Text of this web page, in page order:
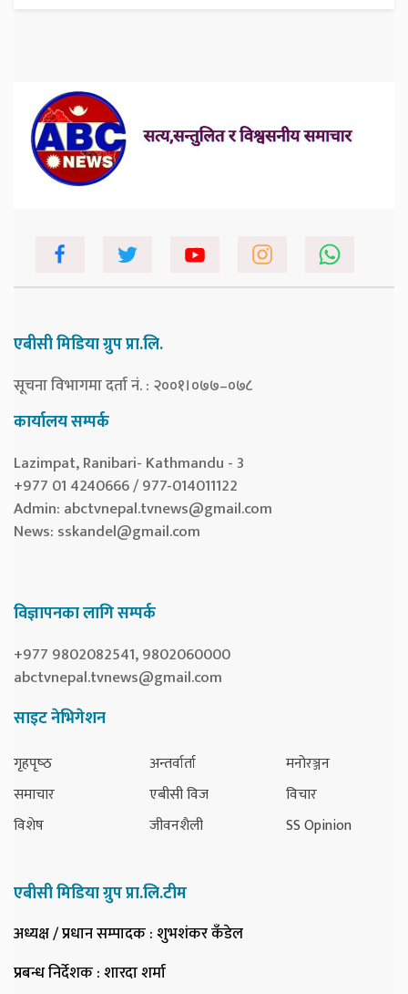
एबीसी मिडिया ग्रुप प्रा.लि.
सूचना विभागमा दर्ता नं. : २००१।०७७–०७८
कार्यालय सम्पर्क
Lazimpat, Ranibari- Kathmandu - 3
+977 01 4240666 / 977-014011122
Admin: abctvnepal.tvnews@gmail.com
News: sskandel@gmail.com
विज्ञापनका लागि सम्पर्क
+977 9802082541, 9802060000
abctvnepal.tvnews@gmail.com
साइट नेभिगेशन
गृहपृष्‍ठ
समाचार
विशेष
अन्तर्वार्ता
एबीसी विज
जीवनशैली
मनोरञ्जन
विचार
SS Opinion
एबीसी मिडिया ग्रुप प्रा.लि.टीम
अध्यक्ष / प्रधान सम्पादक: शुभशंकर कँडेल
प्रबन्ध निर्देशक: शारदा शर्मा